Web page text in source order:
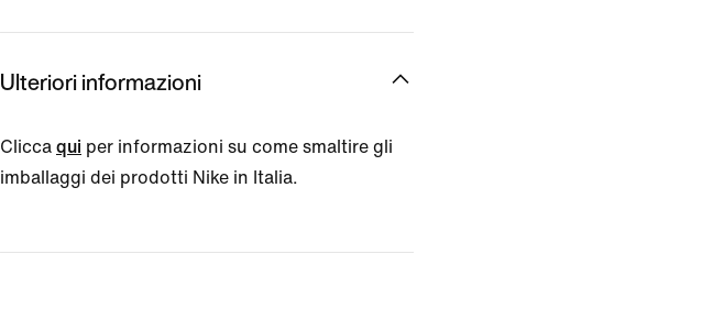
Ulteriori informazioni
Clicca qui per informazioni su come smaltire gli
imballaggi dei prodotti Nike in Italia.